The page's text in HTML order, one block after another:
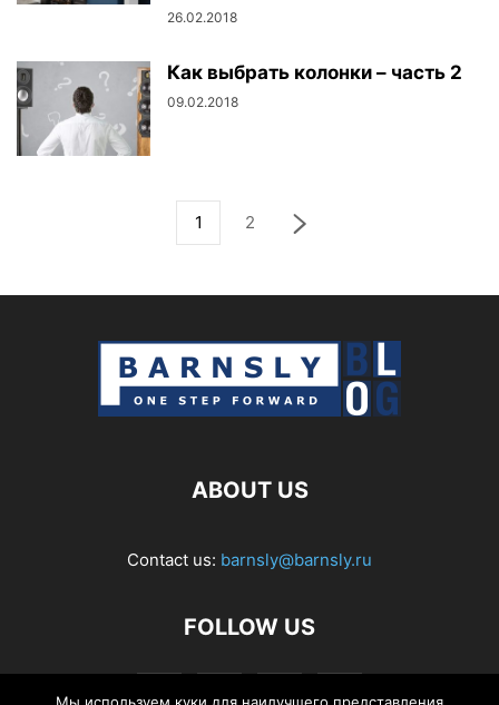
26.02.2018
Как выбрать колонки – часть 2
09.02.2018
1 2
ABOUT US
Contact us: barnsly@barnsly.ru
FOLLOW US